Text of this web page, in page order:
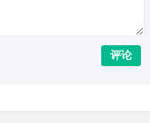
评论